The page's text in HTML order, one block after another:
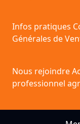
Infos pratiques
Générales de
Nous rejoindre
professionnel